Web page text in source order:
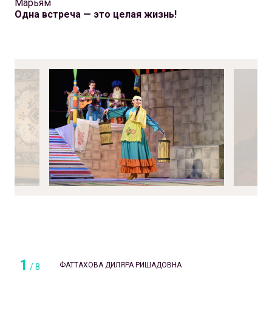
Марьям
Одна встреча — это целая жизнь!
1 /8 ФАТТАХОВА ДИЛЯРА РИШАДОВНА